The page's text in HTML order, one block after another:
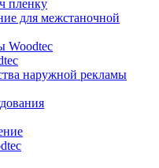
пленку
для межстаночной
Woodtec
наружной рекламы